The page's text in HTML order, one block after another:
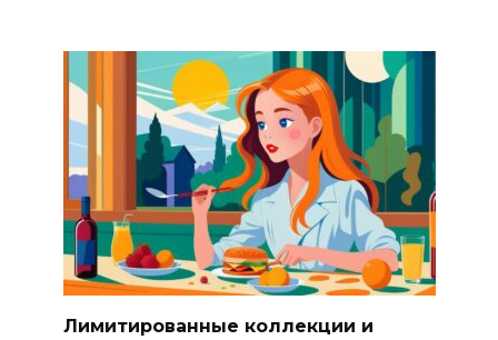
Лимитированные коллекции и